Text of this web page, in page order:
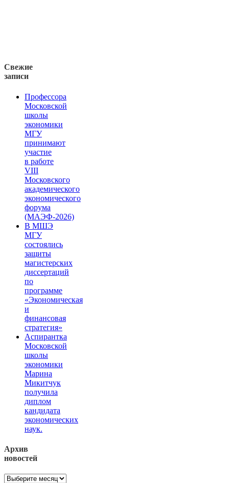
Свежие
записи
Профессора
Московской
школы
экономики
МГУ
принимают
участие
в работе
VIII
Московского
академического
экономического
форума
(МАЭФ-2026)
В МШЭ
МГУ
состоялись
защиты
магистерских
диссертаций
по
программе
«Экономическая
и
финансовая
стратегия»
Аспирантка
Московской
школы
экономики
Марина
Микитчук
получила
диплом
кандидата
экономических
наук.
Архив
новостей
Архив